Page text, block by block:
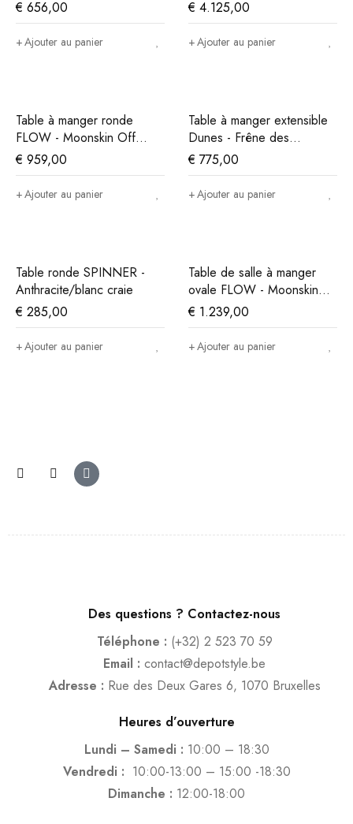
€ 656,00
Ajouter au panier
€ 4.125,00
Ajouter au panier
Table à manger ronde
FLOW - Moonskin Off
White
€ 959,00
Ajouter au panier
Table à manger extensible
Dunes - Frêne des
montagnes
€ 775,00
Ajouter au panier
Table ronde SPINNER -
Anthracite/blanc craie
€ 285,00
Ajouter au panier
Table de salle à manger
ovale FLOW - Moonskin
Off White
€ 1.239,00
Ajouter au panier
Des questions ? Contactez-nous
Téléphone : (+32) 2 523 70 59
Email : contact@depotstyle.be
Adresse : Rue des Deux Gares 6, 1070 Bruxelles
Heures d’ouverture
Lundi – Samedi : 10:00 – 18:30
Vendredi : 10:00-13:00 – 15:00 -18:30
Dimanche : 12:00-18:00